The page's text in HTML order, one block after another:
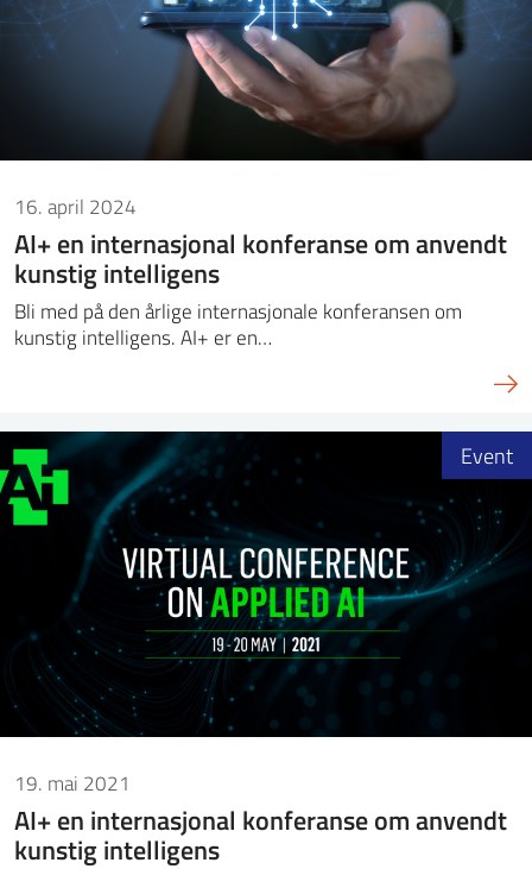
16. april 2024
AI+ en internasjonal konferanse om anvendt
kunstig intelligens
Bli med på den årlige internasjonale konferansen om
kunstig intelligens. AI+ er en…
19. mai 2021
AI+ en internasjonal konferanse om anvendt
kunstig intelligens
Event